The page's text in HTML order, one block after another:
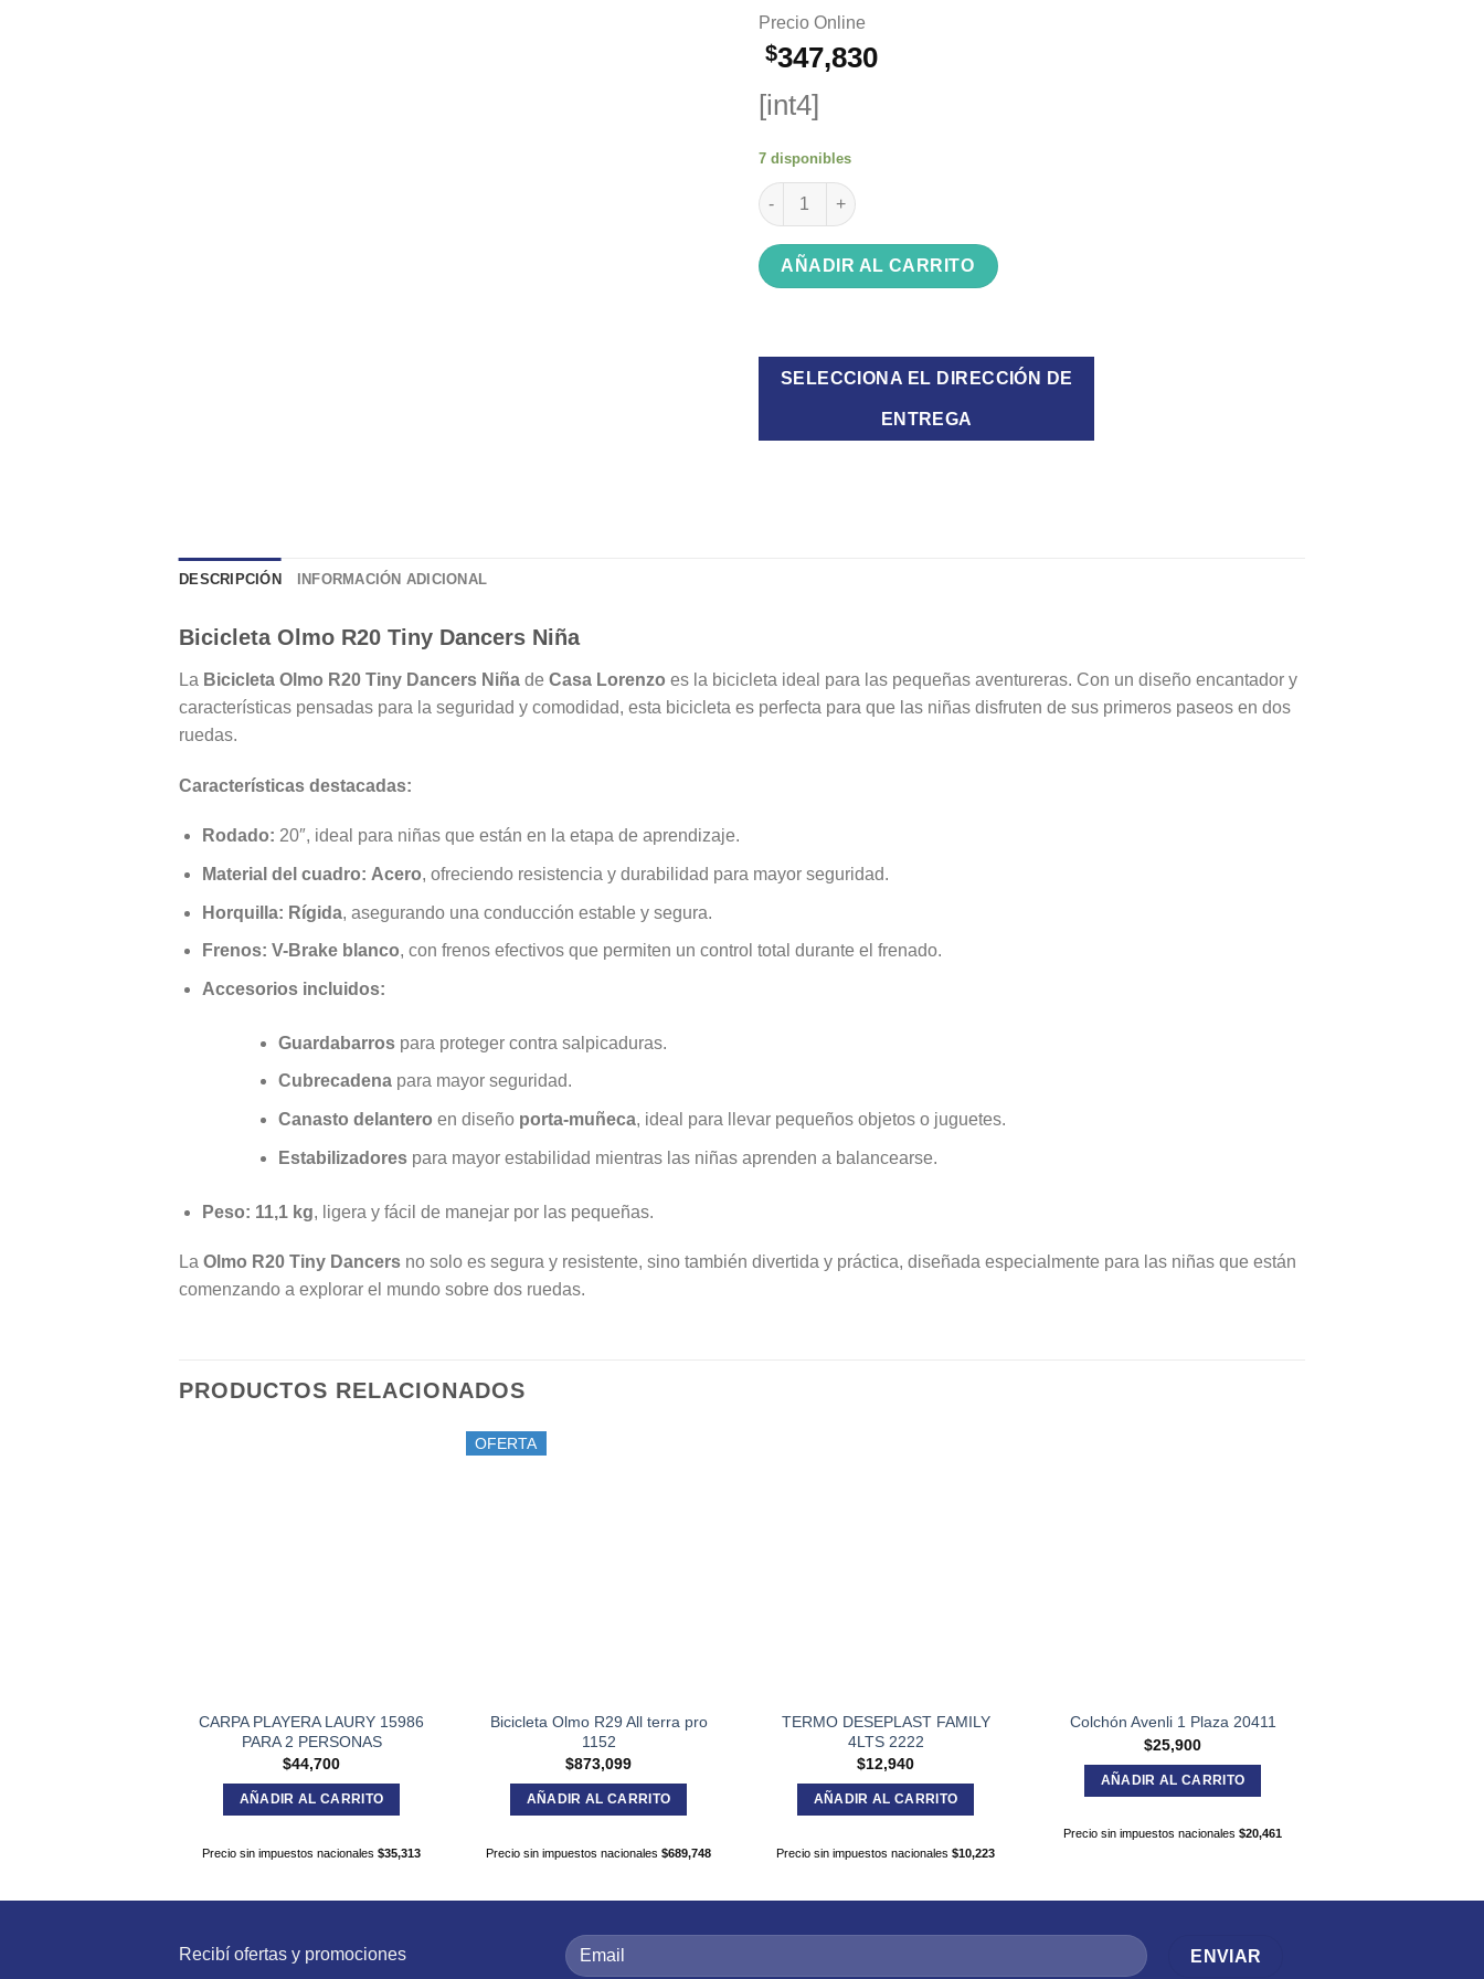
Precio Online
$347,830
[int4]
7 disponibles
Biciclieta Olmo R20 Tiny Dancers rosa cantidad
AÑADIR AL CARRITO
SELECCIONA EL DIRECCIÓN DE
ENTREGA
DESCRIPCIÓN INFORMACIÓN ADICIONAL
Bicicleta Olmo R20 Tiny Dancers Niña
La Bicicleta Olmo R20 Tiny Dancers Niña de Casa Lorenzo es la bicicleta ideal para las pequeñas aventureras. Con un diseño encantador y
características pensadas para la seguridad y comodidad, esta bicicleta es perfecta para que las niñas disfruten de sus primeros paseos en dos
ruedas.
Características destacadas:
Rodado: 20″, ideal para niñas que están en la etapa de aprendizaje.
Material del cuadro: Acero, ofreciendo resistencia y durabilidad para mayor seguridad.
Horquilla: Rígida, asegurando una conducción estable y segura.
Frenos: V-Brake blanco, con frenos efectivos que permiten un control total durante el frenado.
Accesorios incluidos:
Guardabarrospara proteger contra salpicaduras.
Cubrecadenapara mayor seguridad.
Canasto delantero en diseño porta-muñeca, ideal para llevar pequeños objetos o juguetes.
Estabilizadorespara mayor estabilidad mientras las niñas aprenden a balancearse.
Peso: 11,1 kg, ligera y fácil de manejar por las pequeñas.
La Olmo R20 Tiny Dancers no solo es segura y resistente, sino también divertida y práctica, diseñada especialmente para las niñas que están
comenzando a explorar el mundo sobre dos ruedas.
PRODUCTOS RELACIONADOS
CARPA PLAYERA LAURY 15986
PARA 2 PERSONAS
$44,700
AÑADIR AL CARRITO
Precio sin impuestos nacionales $35,313
OFERTA
Bicicleta Olmo R29 All terra pro
1152
$873,099
AÑADIR AL CARRITO
Precio sin impuestos nacionales $689,748
TERMO DESEPLAST FAMILY
4LTS 2222
$12,940
AÑADIR AL CARRITO
Precio sin impuestos nacionales $10,223
Colchón Avenli 1 Plaza 20411
$25,900
AÑADIR AL CARRITO
Precio sin impuestos nacionales $20,461
Recibí ofertas y promociones